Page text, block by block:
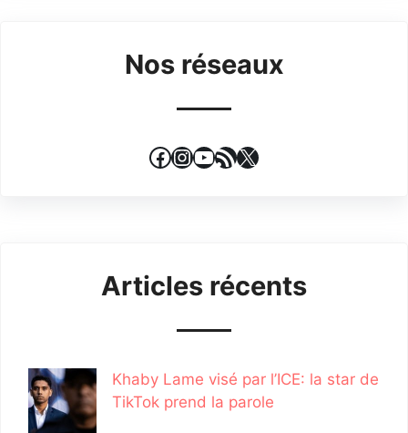
Nos réseaux
Facebook
Instagram
YouTube
Flux RSS
X
Articles récents
Khaby Lame visé par l’ICE: la star de
TikTok prend la parole